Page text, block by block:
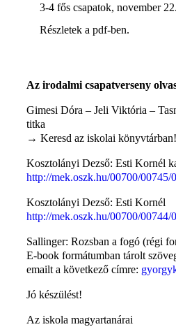
3-4 fős csapatok, november
Részletek a pdf-ben.
Az irodalmi csapatverseny
Gimesi Dóra – Jeli Viktória –
titka
→ Keresd az iskolai könyvtárban!
Kosztolányi Dezső: Esti Kornél
http://mek.oszk.hu/00700/00745/
Kosztolányi Dezső: Esti Kornél
http://mek.oszk.hu/00700/00744/
Sallinger: Rozsban a fogó (régi
E-book formátumban tárolt
emailt a következő címre:
Jó készülést!
Az iskola magyartanárai